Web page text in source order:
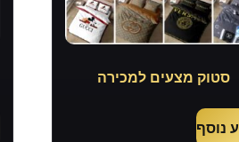
סטוק מצעים למכירה
נוסף